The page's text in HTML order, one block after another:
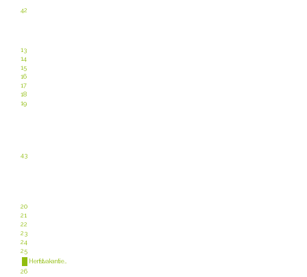
42
13
14
15
16
17
18
19
43
20
21
22
23
24
25
Herfstvakantie ...
26